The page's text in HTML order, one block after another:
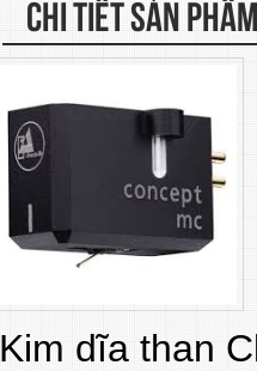
CHI TIẾT SẢN PHẨM
Kim dĩa than